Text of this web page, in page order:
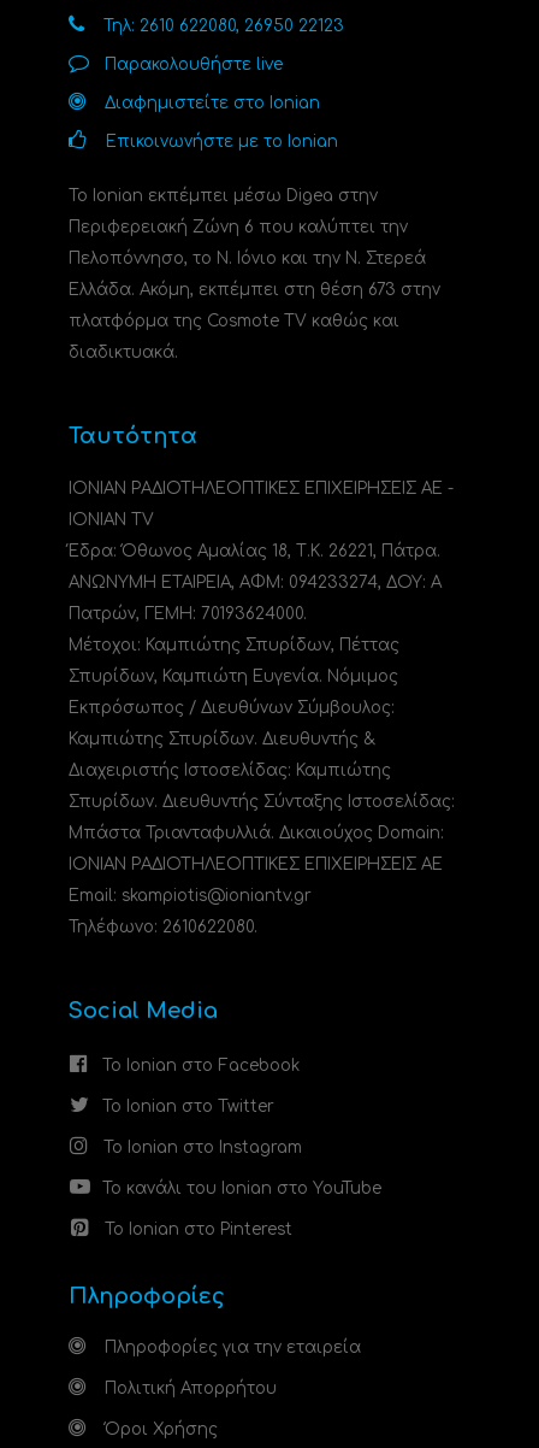
Τηλ: 2610 622080, 26950 22123
Παρακολουθήστε live
Διαφημιστείτε στο Ionian
Επικοινωνήστε με το Ionian
Το Ionian εκπέμπει μέσω Digea στην
Περιφερειακή Ζώνη 6 που καλύπτει την
Πελοπόννησο, το N. Ιόνιο και την Ν. Στερεά
Ελλάδα. Ακόμη, εκπέμπει στη θέση 673 στην
πλατφόρμα της Cosmote TV καθώς και
διαδικτυακά.
Ταυτότητα
ΙΟΝΙΑΝ ΡΑΔΙΟΤΗΛΕΟΠΤΙΚΕΣ ΕΠΙΧΕΙΡΗΣΕΙΣ ΑΕ -
IONIAN TV
Έδρα: Όθωνος Αμαλίας 18, Τ.Κ. 26221, Πάτρα.
ΑΝΩΝΥΜΗ ΕΤΑΙΡΕΙΑ, ΑΦΜ: 094233274, ΔΟΥ: A
Πατρών, ΓΕΜΗ: 70193624000.
Μέτοχοι: Καμπιώτης Σπυρίδων, Πέττας
Σπυρίδων, Καμπιώτη Ευγενία. Νόμιμος
Εκπρόσωπος / Διευθύνων Σύμβουλος:
Καμπιώτης Σπυρίδων. Διευθυντής &
Διαχειριστής Ιστοσελίδας: Καμπιώτης
Σπυρίδων. Διευθυντής Σύνταξης Ιστοσελίδας:
Μπάστα Τριανταφυλλιά. Δικαιούχος Domain:
ΙΟΝΙΑΝ ΡΑΔΙΟΤΗΛΕΟΠΤΙΚΕΣ ΕΠΙΧΕΙΡΗΣΕΙΣ ΑΕ
Email: skampiotis@ioniantv.gr
Τηλέφωνο: 2610622080.
Social Media
Το Ionian στο Facebook
Το Ionian στο Twitter
Το Ionian στο Instagram
Το κανάλι του Ionian στο YouTube
Το Ionian στο Pinterest
Πληροφορίες
Πληροφορίες για την εταιρεία
Πολιτική Απορρήτου
Όροι Χρήσης